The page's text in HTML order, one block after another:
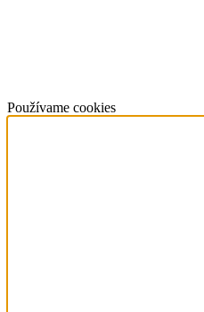
Používame cookies